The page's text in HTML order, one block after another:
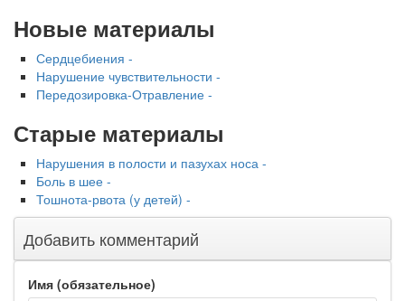
Новые материалы
Сердцебиения -
Нарушение чувствительности -
Передозировка-Отравление -
Старые материалы
Нарушения в полости и пазухах носа -
Боль в шее -
Тошнота-рвота (у детей) -
Добавить комментарий
Имя (обязательное)